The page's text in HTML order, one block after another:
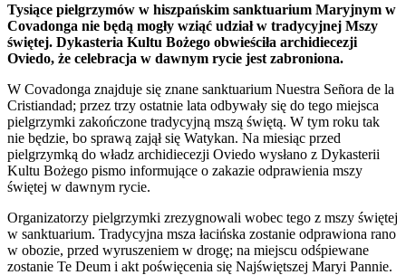
Tysiące pielgrzymów w hiszpańskim sanktuarium Maryjnym w
Covadonga nie będą mogły wziąć udział w tradycyjnej Mszy
świętej. Dykasteria Kultu Bożego obwieściła archidiecezji
Oviedo, że celebracja w dawnym rycie jest zabroniona.
W Covadonga znajduje się znane sanktuarium Nuestra Señora de la
Cristiandad; przez trzy ostatnie lata odbywały się do tego miejsca
pielgrzymki zakończone tradycyjną mszą świętą. W tym roku tak
nie będzie, bo sprawą zajął się Watykan. Na miesiąc przed
pielgrzymką do władz archidiecezji Oviedo wysłano z Dykasterii
Kultu Bożego pismo informujące o zakazie odprawienia mszy
świętej w dawnym rycie.
Organizatorzy pielgrzymki zrezygnowali wobec tego z mszy świętej
w sanktuarium. Tradycyjna msza łacińska zostanie odprawiona rano
w obozie, przed wyruszeniem w drogę; na miejscu odśpiewane
zostanie Te Deum i akt poświęcenia się Najświętszej Maryi Pannie.